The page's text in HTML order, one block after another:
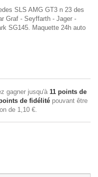
SLS AMG GT3 n 23 des
Graf - Seyffarth - Jager -
SG145. Maquette 24h auto
gagner jusqu'à 11 points de
de fidélité pouvant être
de 1,10 €.